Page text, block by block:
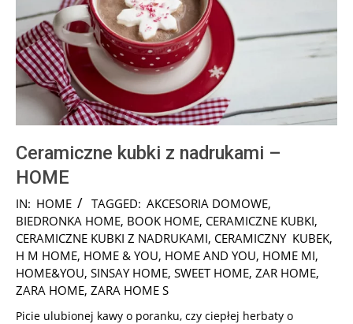
Ceramiczne kubki z nadrukami –
HOME
2025-
01-
15
IN: HOME TAGGED: AKCESORIA DOMOWE,
BIEDRONKA HOME, BOOK HOME, CERAMICZNE KUBKI,
CERAMICZNE KUBKI Z NADRUKAMI, CERAMICZNY KUBEK,
H M HOME, HOME & YOU, HOME AND YOU, HOME MI,
HOME&YOU, SINSAY HOME, SWEET HOME, ZAR HOME,
ZARA HOME, ZARA HOME S
Picie ulubionej kawy o poranku, czy ciepłej herbaty o